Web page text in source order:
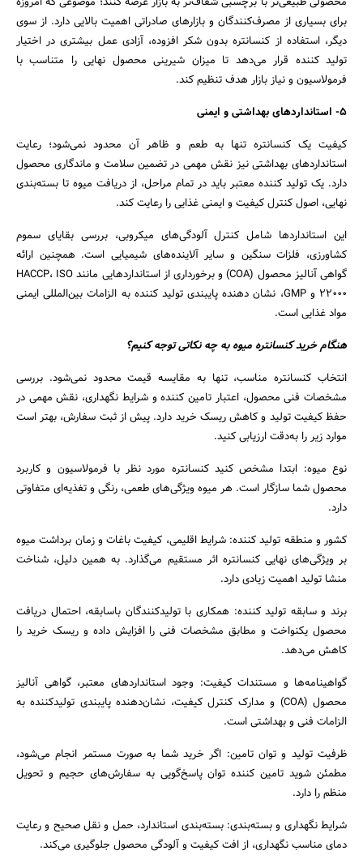
برای بسیاری از مصرف‌کنندگان و بازارهای صادراتی اهمیت بالایی دارد. از سوی
دیگر، استفاده از کنسانتره بدون شکر افزوده، آزادی عمل بیشتری در اختیار
تولید کننده قرار می‌دهد تا میزان شیرینی محصول نهایی را متناسب با
فرمولاسیون و نیاز بازار هدف تنظیم کند.
5- استانداردهای بهداشتی و ایمنی
کیفیت یک کنسانتره تنها به طعم و ظاهر آن محدود نمی‌شود؛ رعایت
استانداردهای بهداشتی نیز نقش مهمی در تضمین سلامت و ماندگاری محصول
دارد. یک تولید کننده معتبر باید در تمام مراحل، از دریافت میوه تا بسته‌بندی
نهایی، اصول کنترل کیفیت و ایمنی غذایی را رعایت کند.
این استانداردها شامل کنترل آلودگی‌های میکروبی، بررسی بقایای سموم
کشاورزی، فلزات سنگین و سایر آلاینده‌های شیمیایی است. همچنین ارائه
گواهی آنالیز محصول (COA) و برخورداری از استانداردهایی مانند HACCP، ISO
22000 و GMP، نشان‌ دهنده پایبندی تولید کننده به الزامات بین‌المللی ایمنی
مواد غذایی است.
هنگام خرید کنسانتره میوه به چه نکاتی توجه کنیم؟
انتخاب کنسانتره مناسب، تنها به مقایسه قیمت محدود نمی‌شود. بررسی
مشخصات فنی محصول، اعتبار تامین‌ کننده و شرایط نگهداری، نقش مهمی در
حفظ کیفیت تولید و کاهش ریسک خرید دارد. پیش از ثبت سفارش، بهتر است
موارد زیر را به‌دقت ارزیابی کنید.
نوع میوه: ابتدا مشخص کنید کنسانتره مورد نظر با فرمولاسیون و کاربرد
محصول شما سازگار است. هر میوه ویژگی‌های طعمی، رنگی و تغذیه‌ای متفاوتی
دارد.
کشور و منطقه تولید کننده: شرایط اقلیمی، کیفیت باغات و زمان برداشت میوه
بر ویژگی‌های نهایی کنسانتره اثر مستقیم می‌گذارد. به همین دلیل، شناخت
منشا تولید اهمیت زیادی دارد.
برند و سابقه تولید کننده: همکاری با تولیدکنندگان باسابقه، احتمال دریافت
محصول یکنواخت و مطابق مشخصات فنی را افزایش داده و ریسک خرید را
کاهش می‌دهد.
گواهینامه‌ها و مستندات کیفیت: وجود استانداردهای معتبر، گواهی آنالیز
محصول (COA) و مدارک کنترل کیفیت، نشان‌دهنده پایبندی تولیدکننده به
الزامات فنی و بهداشتی است.
ظرفیت تولید و توان تامین: اگر خرید شما به‌ صورت مستمر انجام می‌شود،
مطمئن شوید تامین‌ کننده توان پاسخ‌گویی به سفارش‌های حجیم و تحویل
منظم را دارد.
شرایط نگهداری و بسته‌بندی: بسته‌بندی استاندارد، حمل‌ و نقل صحیح و رعایت
دمای مناسب نگهداری، از افت کیفیت و آلودگی محصول جلوگیری می‌کند.